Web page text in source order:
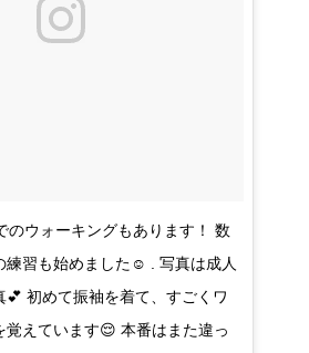
のウォーキングもあります！ 数
練習も始めました☺️ . 写真は成人
💕 初めて振袖を着て、すごくワ
覚えています😌 本番はまた違っ